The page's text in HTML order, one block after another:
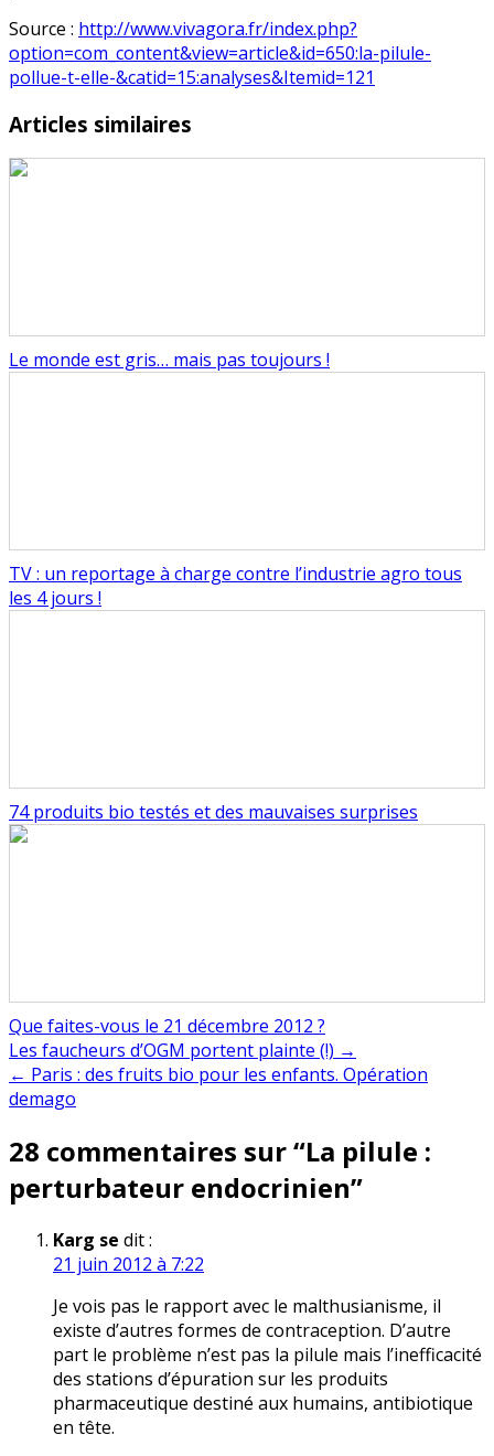
Source : http://www.vivagora.fr/index.php?
option=com_content&view=article&id=650:la-pilule-
pollue-t-elle-&catid=15:analyses&Itemid=121
Articles similaires
Le monde est gris… mais pas toujours !
TV : un reportage à charge contre l’industrie agro tous
les 4 jours !
74 produits bio testés et des mauvaises surprises
Que faites-vous le 21 décembre 2012 ?
Navigation
de
Les faucheurs d’OGM portent plainte (!) →
← Paris : des fruits bio pour les enfants. Opération
demago
28 commentaires sur “La pilule :
perturbateur endocrinien”
Karg se dit :
21 juin 2012 à 7:22
Je vois pas le rapport avec le malthusianisme, il
existe d’autres formes de contraception. D’autre
part le problème n’est pas la pilule mais l’inefficacité
des stations d’épuration sur les produits
pharmaceutique destiné aux humains, antibiotique
en tête.